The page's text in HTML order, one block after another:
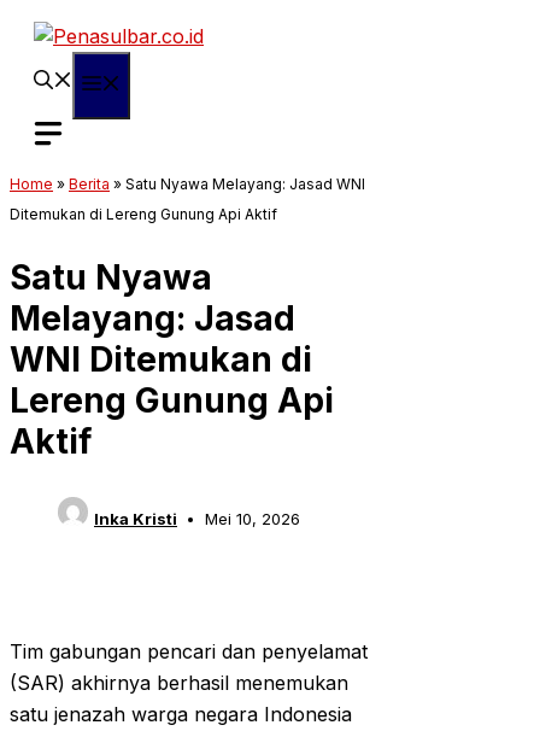
Langsung
Home » Berita » Satu Nyawa Melayang: Jasad WNI
Ditemukan di Lereng Gunung Api Aktif
Satu Nyawa
Melayang: Jasad
WNI Ditemukan di
Lereng Gunung Api
Aktif
Inka Kristi Mei 10, 2026
Tim gabungan pencari dan penyelamat
(SAR) akhirnya berhasil menemukan
satu jenazah warga negara Indonesia